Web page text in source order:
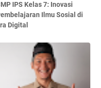
IPS Kelas 7: Inovasi
Ilmu Sosial di
Digital